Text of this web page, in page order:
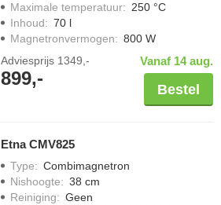
Maximale temperatuur: 250 °C
Inhoud: 70 l
Magnetronvermogen: 800 W
Adviesprijs 1349,-
899,-
Vanaf 14 aug.
Bestel
Etna CMV825
Type: Combimagnetron
Nishoogte: 38 cm
Reiniging: Geen